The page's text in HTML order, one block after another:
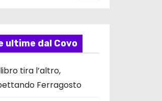
ultime dal Covo
tira l’altro,
Ferragosto